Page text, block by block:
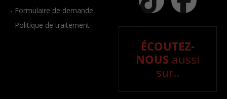
- Formulaire de demande
- Politique de traitement
ÉCOUTEZ-
NOUS aussi
sur..